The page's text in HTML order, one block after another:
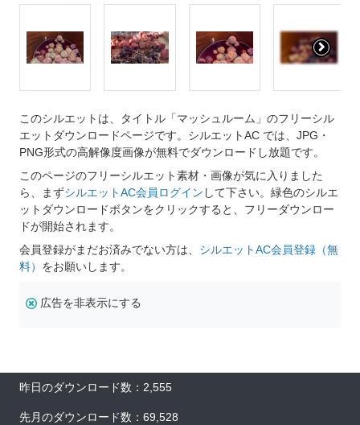
このシルエットは、タイトル「マッシュルーム」のフリーシル
エットダウンロードページです。シルエットAC では、JPG・
PNG形式の高解像度画像が無料でダウンロードし放題です。
このページのフリーシルエット素材・画像が気に入りました
ら、まずシルエットAC会員ログイン して下さい。緑色のシルエ
ットダウンロードボタンをクリックすると、フリーダウンロー
ドが開始されます。
会員登録がまだお済みでない方は、 シルエットAC会員登録（無
料） をお願いします。
広告を非表示にする
昨日のダウンロード数：2,555
先月のダウンロード数：69,528